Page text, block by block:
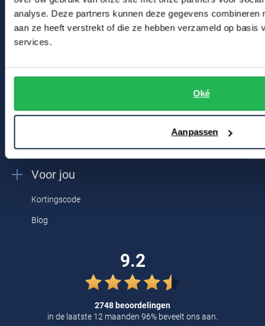
analyse. Deze partners kunnen deze gegevens combineren
aan ze heeft verstrekt of die ze hebben verzameld op basis
services.
Oké
Aanpassen
Tommy Hilfiger
Tramarossa
Vanguard
Winkel
Breestraat 152 - 154
Voor jou
Kortingscode
Blog
9.2
2748 beoordelingen
in de laatste 12 maanden 96% beveelt ons aan.